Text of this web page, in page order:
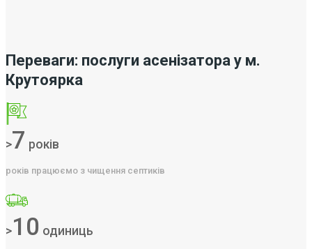
Переваги: послуги асенізатора у м.
Крутоярка
>7 років
років працюємо з чищення септиків
>10 одиниць